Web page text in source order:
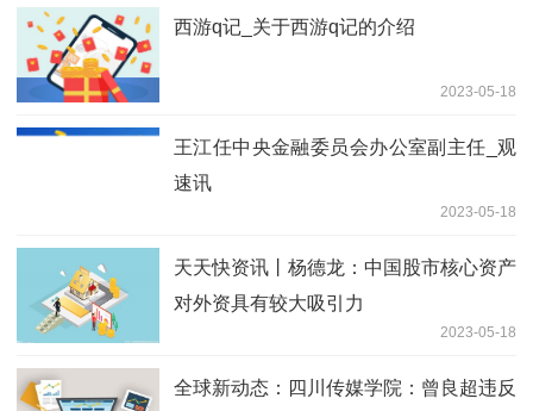
西游q记_关于西游q记的介绍
2023-05-18
王江任中央金融委员会办公室副主任_观
速讯
2023-05-18
天天快资讯丨杨德龙：中国股市核心资产
对外资具有较大吸引力
2023-05-18
全球新动态：四川传媒学院：曾良超违反